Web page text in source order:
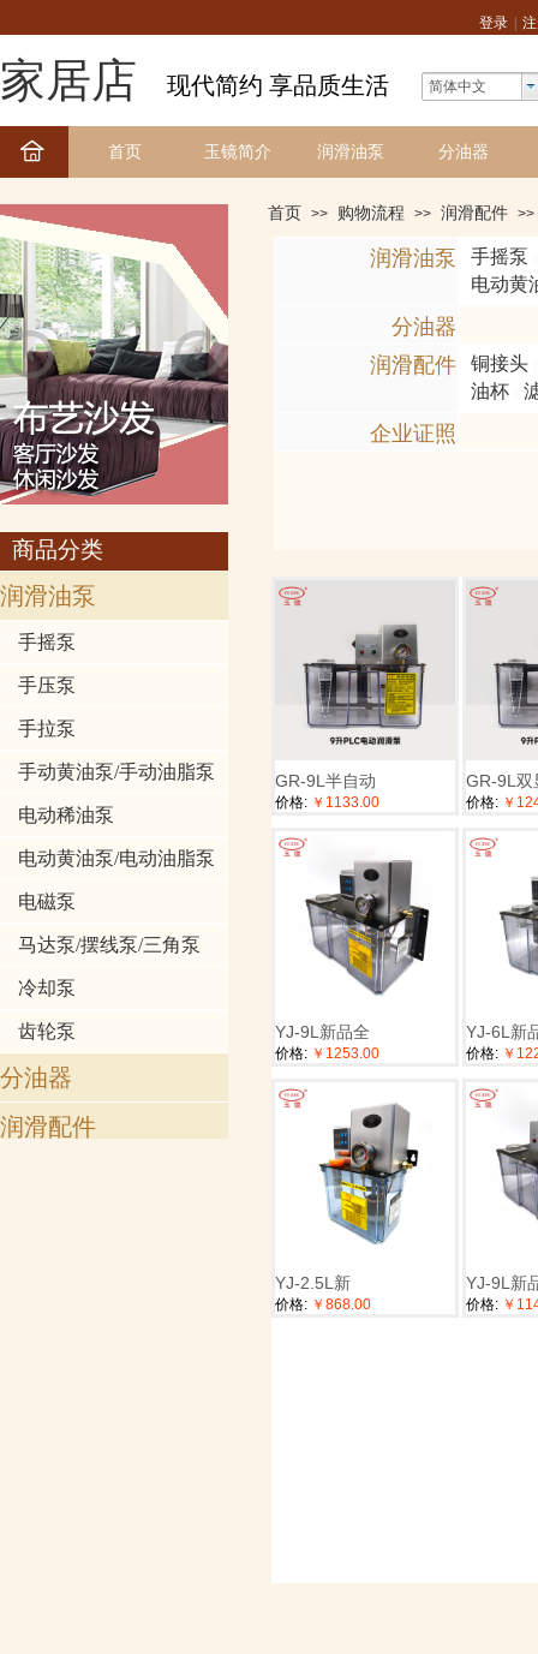
登录
首页 玉镜简介 润滑油泵 分油器
现代简约 享品质生活
家居店 简体中文
首页 >> 购物流程 >> 润滑配件 >>
润滑油泵 手摇泵
电动黄
分油器
润滑配件
铜接头
油杯
企业证照
商品分类
润滑油泵
手摇泵
手压泵
手拉泵
手动黄油泵/手动油脂泵
电动稀油泵
电动黄油泵/电动油脂泵
电磁泵
马达泵/摆线泵/三角泵
冷却泵
齿轮泵
分油器
润滑配件
GR-9L半自动
价格: ￥1133.00
GR-9L双
价格: ￥
YJ-9L新品全
价格: ￥1253.00
YJ-6L新
价格: ￥
YJ-2.5L新
价格: ￥868.00
YJ-9L新
价格: ￥